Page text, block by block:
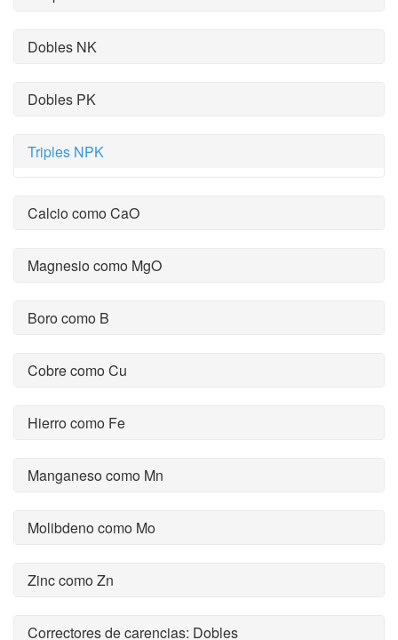
Dobles NK
Dobles PK
Triples NPK
Calcio como CaO
Magnesio como MgO
Boro como B
Cobre como Cu
Hierro como Fe
Manganeso como Mn
Molibdeno como Mo
Zinc como Zn
Correctores de carencias: Dobles